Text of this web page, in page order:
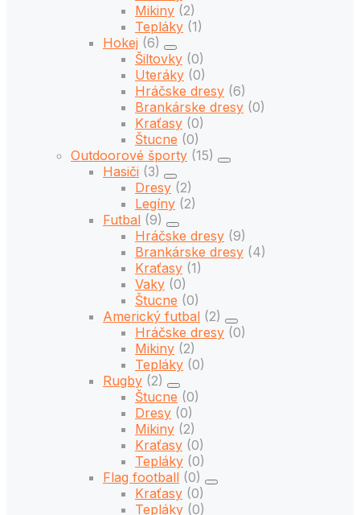
Mikiny (2)
Tepláky (1)
Hokej (6)
Šiltovky (0)
Uteráky (0)
Hráčske dresy (6)
Brankárske dresy (0)
Kraťasy (0)
Štucne (0)
Outdoorové športy (15)
Hasiči (3)
Dresy (2)
Legíny (2)
Futbal (9)
Hráčske dresy (9)
Brankárske dresy (4)
Kraťasy (1)
Vaky (0)
Štucne (0)
Americký futbal (2)
Hráčske dresy (0)
Mikiny (2)
Tepláky (0)
Rugby (2)
Štucne (0)
Dresy (0)
Mikiny (2)
Kraťasy (0)
Tepláky (0)
Flag football (0)
Kraťasy (0)
Tepláky (0)